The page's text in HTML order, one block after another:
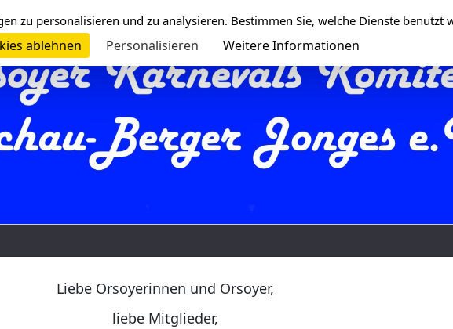
Liebe Orsoyerinnen und Orsoyer,
liebe Mitglieder,
zu personalisieren und zu analysieren. Bestimmen Sie, welche Dienste benutzt
ablehnen
Personalisieren Weitere Informationen